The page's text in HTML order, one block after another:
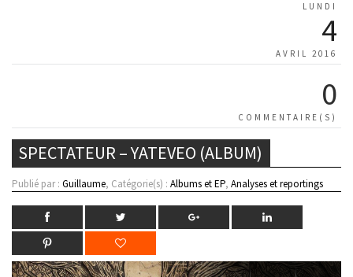
LUNDI
4
AVRIL 2016
0
COMMENTAIRE(S)
SPECTATEUR – YATEVEO (ALBUM)
Publié par : Guillaume, Catégorie(s) : Albums et EP, Analyses et reportings